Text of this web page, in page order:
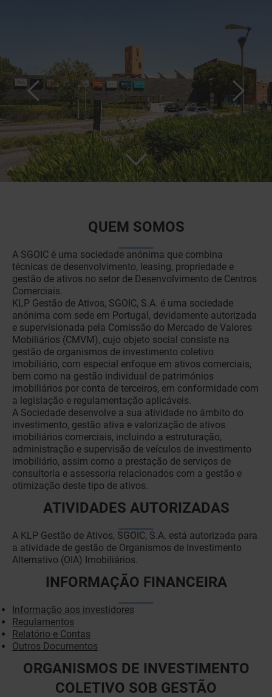
QUEM SOMOS
A SGOIC é uma sociedade anónima que combina
técnicas de desenvolvimento, leasing, propriedade e
gestão de ativos no setor de Desenvolvimento de Centros
Comerciais.
KLP Gestão de Ativos, SGOIC, S.A. é uma sociedade
anónima com sede em Portugal, devidamente autorizada
e supervisionada pela Comissão do Mercado de Valores
Mobiliários (CMVM), cujo objeto social consiste na
gestão de organismos de investimento coletivo
imobiliário, com especial enfoque em ativos comerciais,
bem como na gestão individual de patrimónios
imobiliários por conta de terceiros, em conformidade com
a legislação e regulamentação aplicáveis.
A Sociedade desenvolve a sua atividade no âmbito do
investimento, gestão ativa e valorização de ativos
imobiliários comerciais, incluindo a estruturação,
administração e supervisão de veículos de investimento
imobiliário, assim como a prestação de serviços de
consultoria e assessoria relacionados com a gestão e
otimização deste tipo de ativos.
ATIVIDADES AUTORIZADAS
A KLP Gestão de Ativos, SGOIC, S.A. está autorizada para
a atividade de gestão de Organismos de Investimento
Alternativo (OIA) Imobiliários.
INFORMAÇÃO FINANCEIRA
Informação aos investidores
Regulamentos
Relatório e Contas
Outros Documentos
ORGANISMOS DE INVESTIMENTO
COLETIVO SOB GESTÃO